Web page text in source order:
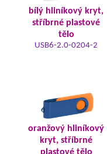
bílý hliníkový kryt,
stříbrné plastové
tělo
USB6-2.0-0204-2
oranžový hliníkový
kryt, stříbrné